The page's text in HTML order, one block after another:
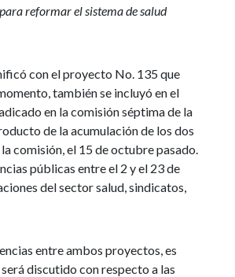
reformar el sistema de salud
con el proyecto No. 135 que
también se incluyó en el
en la comisión séptima de la
de la acumulación de los dos
comisión, el 15 de octubre pasado.
públicas entre el 2 y el 23 de
del sector salud, sindicatos,
entre ambos proyectos, es
discutido con respecto a las